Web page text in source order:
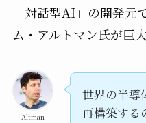
「対話型AI」の開発
ム・アルトマン氏が巨
Altman
世界の半導
再構築する